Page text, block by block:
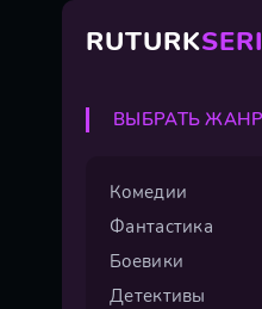
RUTURK
ВЫБРАТЬ ЖАНР
Комедии
Фантастика
Боевики
Детективы